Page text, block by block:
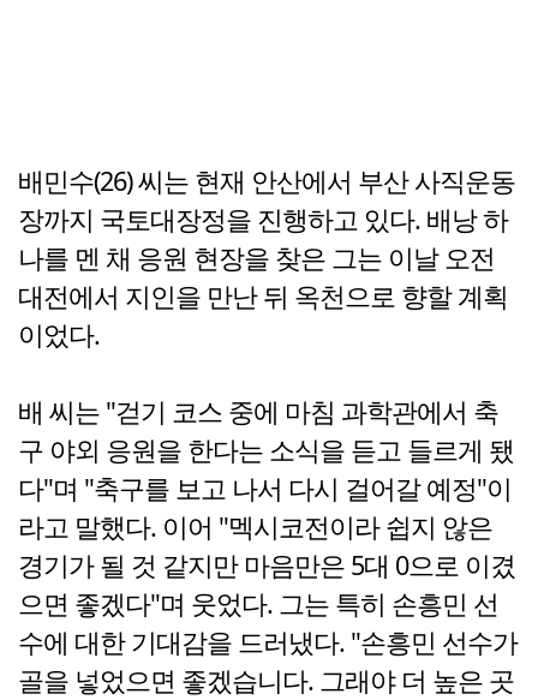
배민수(26) 씨는 현재 안산에서 부산 사직운동
장까지 국토대장정을 진행하고 있다. 배낭 하
나를 멘 채 응원 현장을 찾은 그는 이날 오전
대전에서 지인을 만난 뒤 옥천으로 향할 계획
이었다.
배 씨는 "걷기 코스 중에 마침 과학관에서 축
구 야외 응원을 한다는 소식을 듣고 들르게 됐
다"며 "축구를 보고 나서 다시 걸어갈 예정"이
라고 말했다. 이어 "멕시코전이라 쉽지 않은
경기가 될 것 같지만 마음만은 5대 0으로 이겼
으면 좋겠다"며 웃었다. 그는 특히 손흥민 선
수에 대한 기대감을 드러냈다. "손흥민 선수가
골을 넣었으면 좋겠습니다. 그래야 더 높은 곳